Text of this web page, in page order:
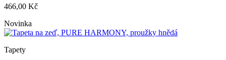
466,00 Kč
Novinka
Tapety